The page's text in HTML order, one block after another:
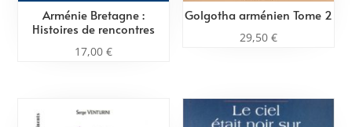
Arménie Bretagne :
Histoires de rencontres
17,00€
Golgotha arménien Tome 2
29,50 €